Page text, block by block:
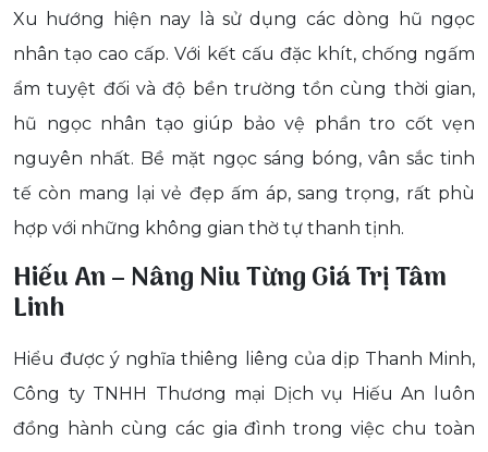
Xu hướng hiện nay là sử dụng các dòng hũ ngọc
nhân tạo cao cấp. Với kết cấu đặc khít, chống ngấm
ẩm tuyệt đối và độ bền trường tồn cùng thời gian,
hũ ngọc nhân tạo giúp bảo vệ phần tro cốt vẹn
nguyên nhất. Bề mặt ngọc sáng bóng, vân sắc tinh
tế còn mang lại vẻ đẹp ấm áp, sang trọng, rất phù
hợp với những không gian thờ tự thanh tịnh.
Hiếu An – Nâng Niu Từng Giá Trị Tâm
Linh
Hiểu được ý nghĩa thiêng liêng của dịp Thanh Minh,
Công ty TNHH Thương mại Dịch vụ Hiếu An luôn
đồng hành cùng các gia đình trong việc chu toàn